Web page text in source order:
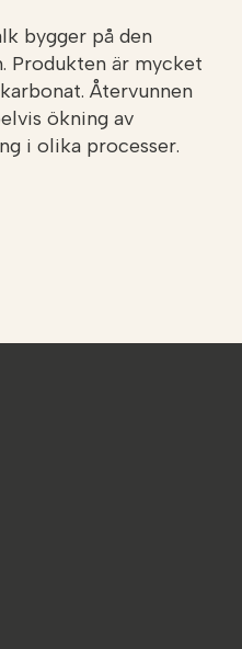
bygger på den
Produkten är mycket
Återvunnen
ökning av
i olika processer.